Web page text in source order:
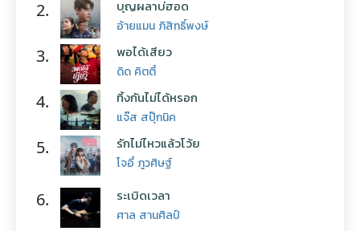
2. บุญผลาบ่ฮอด
อ้ายแมน ภิสิทธิ์พงษ์
3. พอได้เสียว
ดิด คิตตี้
4. ทิ้งกันไม่ได้หรอก
แจ๊ส สปุ๊กนิค
5. รักไม่ไหวแล้วโว้ย
โจอี้ ภูวศิษฐ์
6. ระเบิดเวลา
ศาล สานศิลป์